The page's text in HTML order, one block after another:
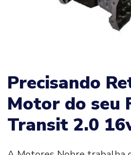
Precisando
Motor do seu
Transit 2.0